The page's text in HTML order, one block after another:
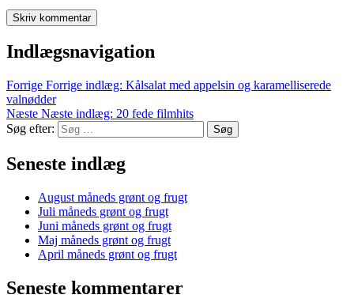
Indlægsnavigation
Forrige Forrige indlæg: Kålsalat med appelsin og karamelliserede
valnødder
Næste Næste indlæg: 20 fede filmhits
Søg efter:
Søg
Seneste indlæg
August måneds grønt og frugt
Juli måneds grønt og frugt
Juni måneds grønt og frugt
Maj måneds grønt og frugt
April måneds grønt og frugt
Seneste kommentarer